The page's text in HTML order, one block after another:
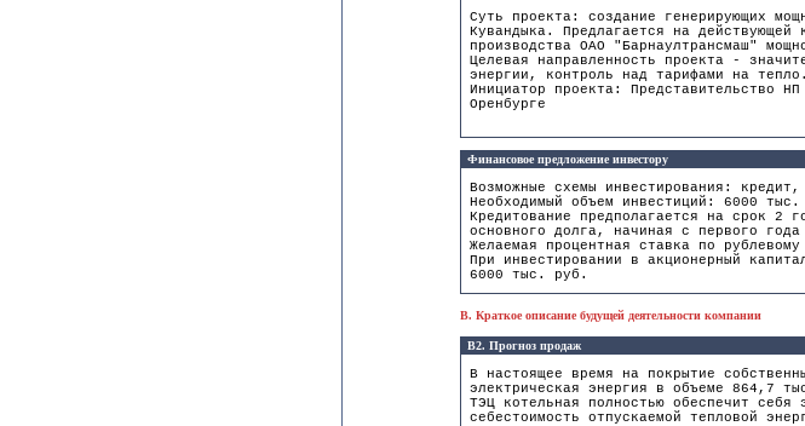
Суть проекта: создание генерирующих
Кувандыка. Предлагается на действующей
производства ОАО "Барнаултрансмаш"
Целевая направленность проекта -
энергии, контроль над тарифами на тепло.
Инициатор проекта: Представительство
Оренбурге
Финансовое предложение инвестору
Возможные схемы инвестирования: кредит,
Необходимый объем инвестиций: 6000 тыс.
Кредитование предполагается на срок 2
основного долга, начиная с первого
Желаемая процентная ставка по
При инвестировании в акционерный
6000 тыс. руб.
B. Краткое описание будущей деятельности компании
B2. Прогноз продаж
В настоящее время на покрытие
электрическая энергия в объеме 864,7
ТЭЦ котельная полностью обеспечит себя
себестоимость отпускаемой тепловой